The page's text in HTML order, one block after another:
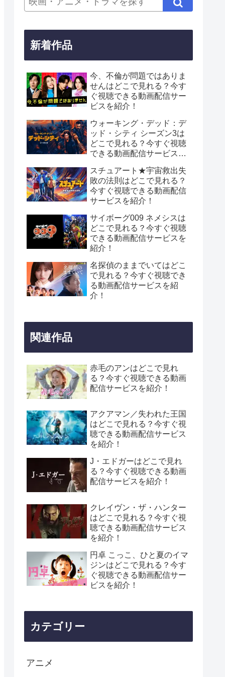
新着作品
今、不倫が問題ではありま
せんはどこで見れる？今す
ぐ視聴できる動画配信サー
ビスを紹介！
ウォーキング・デッド：デ
ッド・シティ シーズン3は
どこで見れる？今すぐ視聴
できる動画配信サービスを
スチュアート★宇宙救出失
敗の法則はどこで見れる？
今すぐ視聴できる動画配信
サービスを紹介！
サイボーグ009 ネメシスは
どこで見れる？今すぐ視聴
できる動画配信サービスを
紹介！
名探偵のままでいてはどこ
で見れる？今すぐ視聴でき
る動画配信サービスを紹
介！
関連作品
赤毛のアンはどこで見れ
る？今すぐ視聴できる動画
配信サービスを紹介！
アクアマン／失われた王国
はどこで見れる？今すぐ視
聴できる動画配信サービス
を紹介！
J・エドガーはどこで見れ
る？今すぐ視聴できる動画
配信サービスを紹介！
クレイヴン・ザ・ハンター
はどこで見れる？今すぐ視
聴できる動画配信サービス
を紹介！
円卓 こっこ、ひと夏のイマ
ジンはどこで見れる？今す
ぐ視聴できる動画配信サー
ビスを紹介！
カテゴリー
アニメ